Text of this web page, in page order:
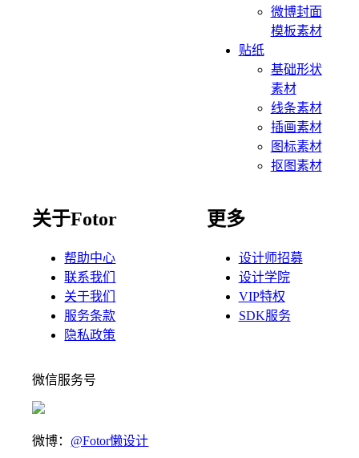
微博封面
模板素材
贴纸
基础形状
素材
线条素材
插画素材
图标素材
抠图素材
关于Fotor
帮助中心
联系我们
关于我们
服务条款
隐私政策
更多
设计师招募
设计学院
VIP特权
SDK服务
微信服务号
微博： @Fotor懒设计